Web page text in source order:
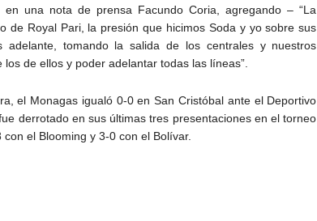
una nota de prensa Facundo Coria, agregando – “La
de Royal Pari, la presión que hicimos Soda y yo sobre sus
adelante, tomando la salida de los centrales y nuestros
de ellos y poder adelantar todas las líneas”.
el Monagas igualó 0-0 en San Cristóbal ante el Deportivo
derrotado en sus últimas tres presentaciones en el torneo
el Blooming y 3-0 con el Bolívar.